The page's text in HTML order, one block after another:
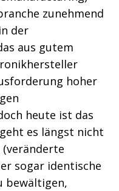
zunehmend
der
aus gutem
hoher
heute ist das
es längst nicht
sogar identische
bewältigen,